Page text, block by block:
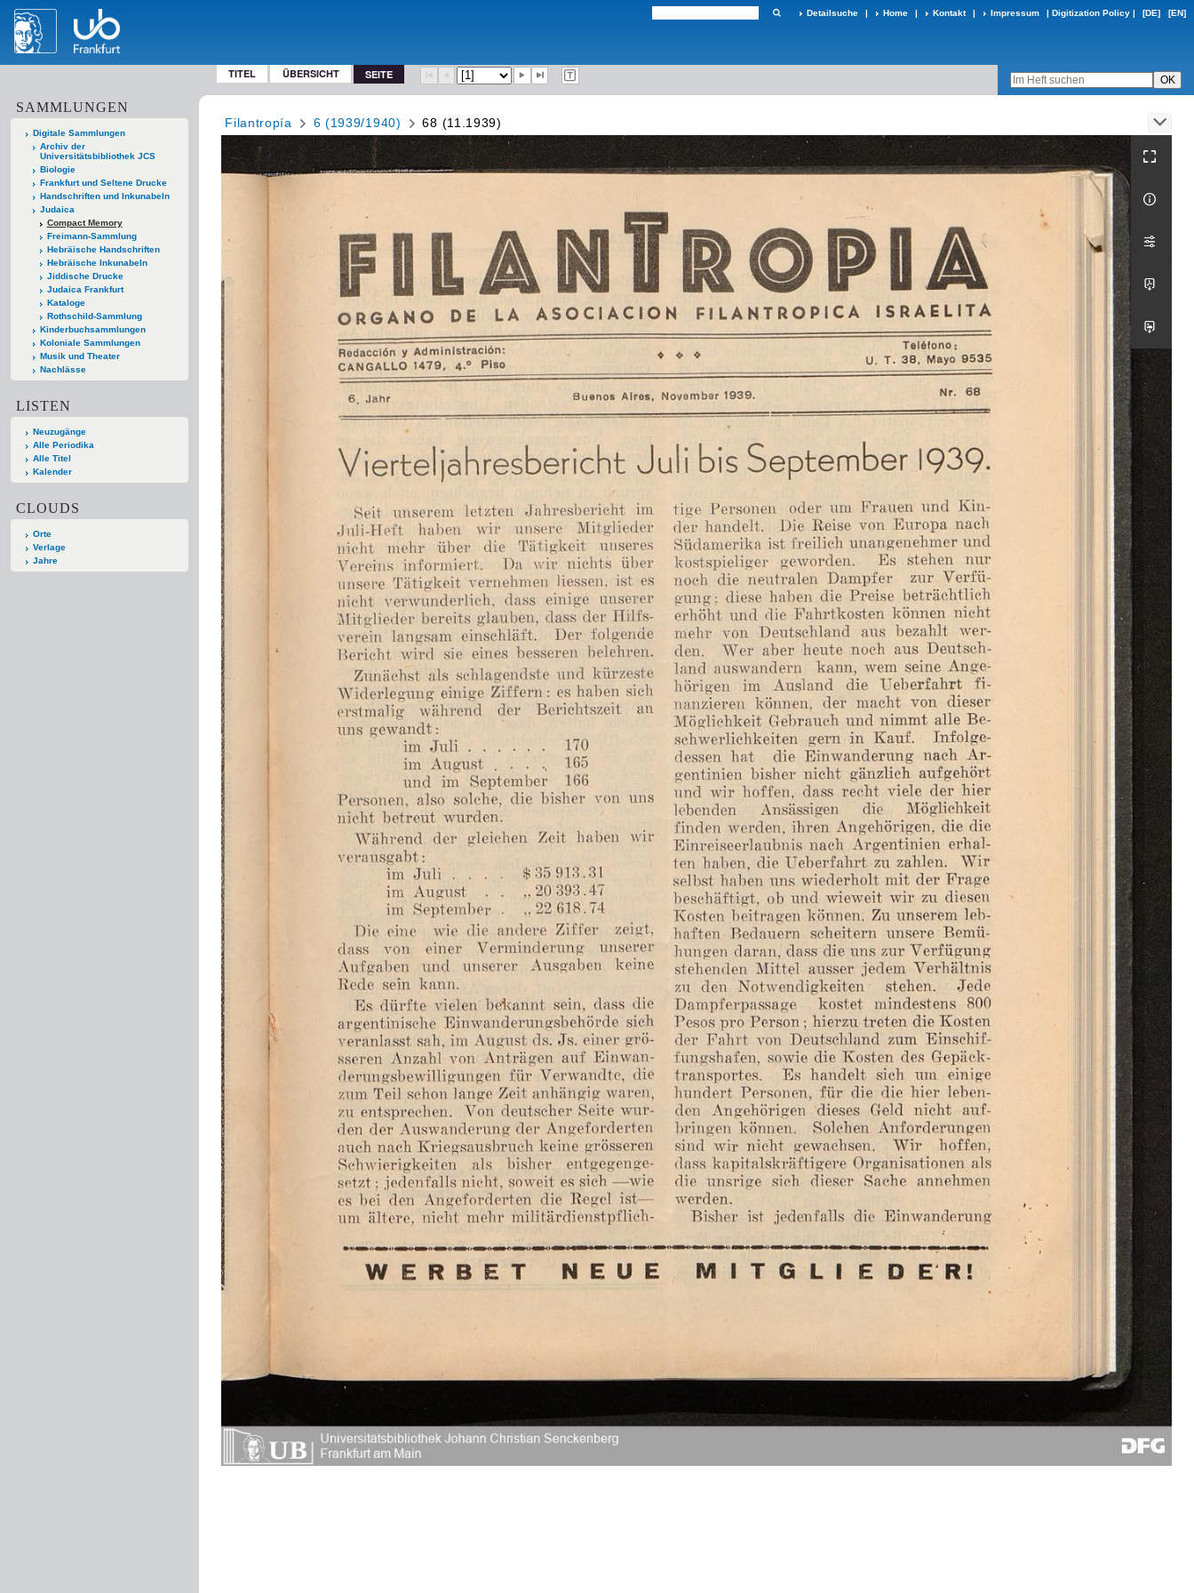
Detailsuche | Home | Kontakt | Impressum | Digitization Policy | [DE] [EN]
TITEL ÜBERSICHT SEITE
SAMMLUNGEN
Digitale Sammlungen
Archiv der
Universitätsbibliothek JCS
Biologie
Frankfurt und Seltene Drucke
Handschriften und Inkunabeln
Judaica
Compact Memory
Freimann-Sammlung
Hebräische Handschriften
Hebräische Inkunabeln
Jiddische Drucke
Judaica Frankfurt
Kataloge
Rothschild-Sammlung
Kinderbuchsammlungen
Koloniale Sammlungen
Musik und Theater
Nachlässe
LISTEN
Neuzugänge
Alle Periodika
Alle Titel
Kalender
CLOUDS
Orte
Verlage
Jahre
Filantropía 6 (1939/1940) 68 (11.1939)